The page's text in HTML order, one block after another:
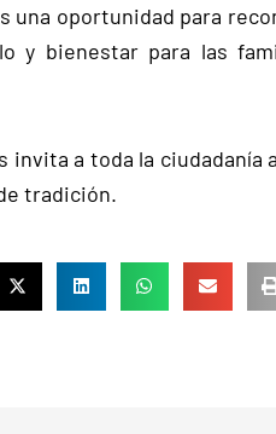
una oportunidad para
y bienestar para las
invita a toda la
tradición.